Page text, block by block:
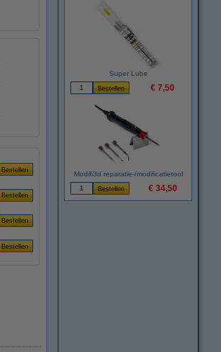
Super Lube
€ 7,50
Modifi3d reparatie-/modificatietool
€ 34,50